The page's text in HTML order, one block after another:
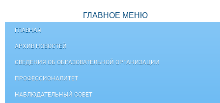
ГЛАВНОЕ МЕНЮ
ГЛАВНАЯ
АРХИВ НОВОСТЕЙ
СВЕДЕНИЯ ОБ ОБРАЗОВАТЕЛЬНОЙ ОРГАНИЗАЦИИ
ПРОФЕССИОНАЛИТЕТ
НАБЛЮДАТЕЛЬНЫЙ СОВЕТ